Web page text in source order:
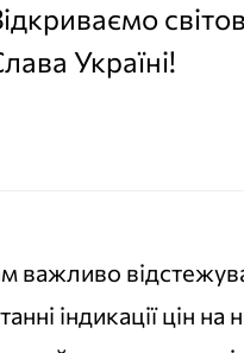
Україні!
важливо
індикації цін